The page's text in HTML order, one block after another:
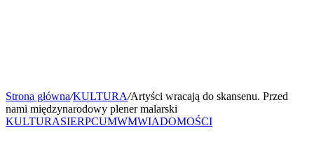
Strona główna/KULTURA/Artyści wracają do skansenu. Przed
nami międzynarodowy plener malarski
KULTURASIERPCUMWMWIADOMOŚCI